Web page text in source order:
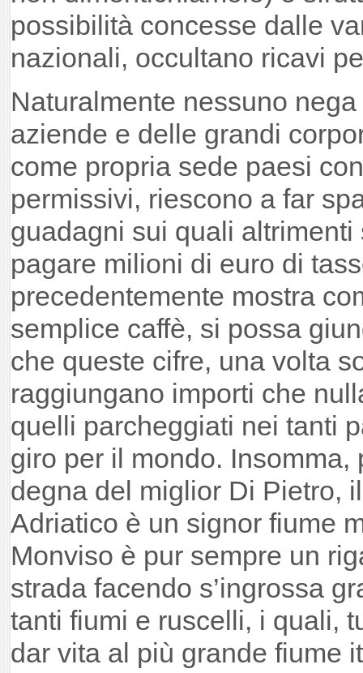
possibilità concesse dalle
nazionali, occultano ricavi
Naturalmente nessuno
aziende e delle grandi
come propria sede paesi
permissivi, riescono a far
guadagni sui quali
pagare milioni di euro di
precedentemente mostra
semplice caffè, si possa
che queste cifre, una volta
raggiungano importi che
quelli parcheggiati nei tanti
giro per il mondo. Insomma,
degna del miglior Di Pietro,
Adriatico è un signor fiume
Monviso è pur sempre un
strada facendo s’ingrossa
tanti fiumi e ruscelli, i quali,
dar vita al più grande fiume